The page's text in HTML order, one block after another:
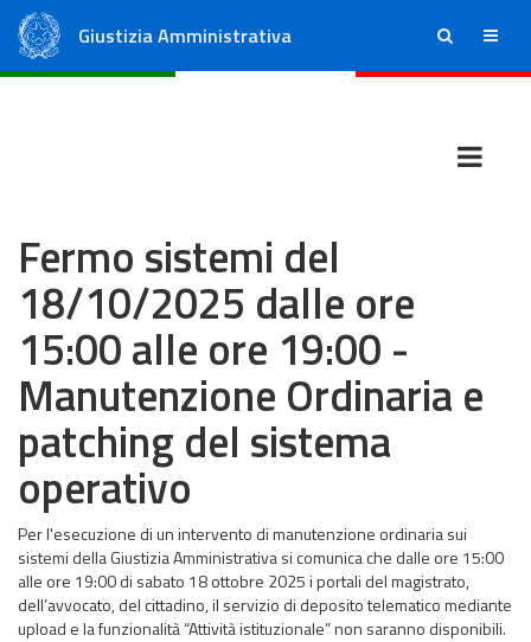
Giustizia Amministrativa ricerca menu
Fermo sistemi del
18/10/2025 dalle ore
15:00 alle ore 19:00 -
Manutenzione Ordinaria e
patching del sistema
operativo
Per l'esecuzione di un intervento di manutenzione ordinaria sui
sistemi della Giustizia Amministrativa si comunica che dalle ore 15:00
alle ore 19:00 di sabato 18 ottobre 2025 i portali del magistrato,
dell’avvocato, del cittadino, il servizio di deposito telematico mediante
upload e la funzionalità “Attività istituzionale” non saranno disponibili.